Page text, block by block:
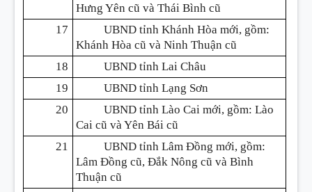
Hưng Yên cũ và Thái Bình cũ
17
UBND tỉnh Khánh Hòa mới, gồm:
Khánh Hòa cũ và Ninh Thuận cũ
18
UBND tỉnh Lai Châu
19
UBND tỉnh Lạng Sơn
20
UBND tỉnh Lào Cai mới, gồm: Lào
Cai cũ và Yên Bái cũ
21
UBND tỉnh Lâm Đồng mới, gồm:
Lâm Đồng cũ, Đắk Nông cũ và Bình
Thuận cũ